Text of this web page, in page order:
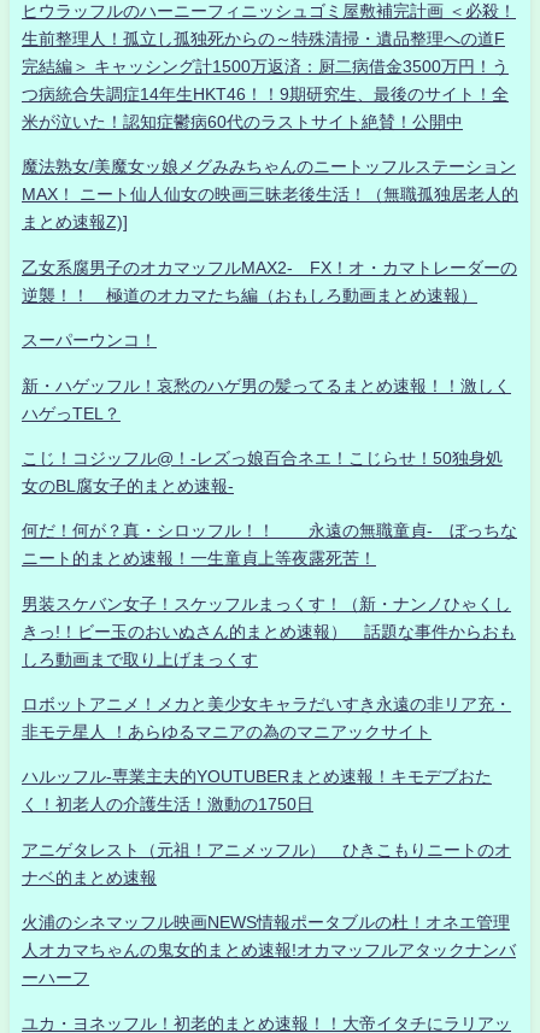
ヒウラッフルのハーニーフィニッシュゴミ屋敷補完計画 ＜必殺！
生前整理人！孤立し孤独死からの～特殊清掃・遺品整理への道F
完結編＞ キャッシング計1500万返済：厨二病借金3500万円！う
つ病統合失調症14年生HKT46！！9期研究生、最後のサイト！全
米が泣いた！認知症鬱病60代のラストサイト絶賛！公開中
魔法熟女/美魔女ッ娘メグみみちゃんのニートッフルステーション
MAX！ ニート仙人仙女の映画三昧老後生活！（無職孤独居老人的
まとめ速報Z)]
乙女系腐男子のオカマッフルMAX2- FX！オ・カマトレーダーの
逆襲！！ 極道のオカマたち編（おもしろ動画まとめ速報）
スーパーウンコ！
新・ハゲッフル！哀愁のハゲ男の髪ってるまとめ速報！！激しく
ハゲっTEL？
こじ！コジッフル@！-レズっ娘百合ネエ！こじらせ！50独身処
女のBL腐女子的まとめ速報-
何だ！何が？真・シロッフル！！ 永遠の無職童貞- ぼっちな
ニート的まとめ速報！一生童貞上等夜露死苦！
男装スケバン女子！スケッフルまっくす！（新・ナンノひゃくし
きっ!！ビー玉のおいぬさん的まとめ速報） 話題な事件からおも
しろ動画まで取り上げまっくす
ロボットアニメ！メカと美少女キャラだいすき永遠の非リア充・
非モテ星人 ！あらゆるマニアの為のマニアックサイト
ハルッフル-専業主夫的YOUTUBERまとめ速報！キモデブおた
く！初老人の介護生活！激動の1750日
アニゲタレスト（元祖！アニメッフル） ひきこもりニートのオ
ナベ的まとめ速報
火浦のシネマッフル映画NEWS情報ポータブルの杜！オネエ管理
人オカマちゃんの鬼女的まとめ速報!オカマッフルアタックナンバ
ーハーフ
ユカ・ヨネッフル！初老的まとめ速報！！大帝イタチにラリアッ